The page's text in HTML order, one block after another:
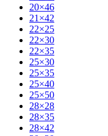
20×46
21×42
22×25
22×30
22×35
25×30
25×35
25×40
25×50
28×28
28×35
28×42